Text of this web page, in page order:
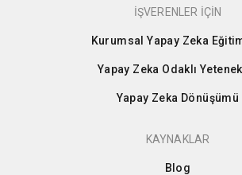
İŞVERENLER İÇİN
Kurumsal Yapay Zeka
Yapay Zeka Odaklı
Yapay Zeka Dönüşümü
KAYNAKLAR
Blog